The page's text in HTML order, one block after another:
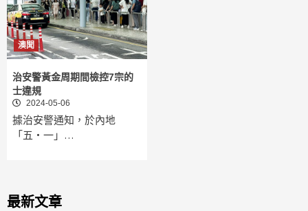
澳聞
治安警黃金周期間檢控7宗的
士違規
2024-05-06
據治安警通知，於內地
「五‧一」…
最新文章